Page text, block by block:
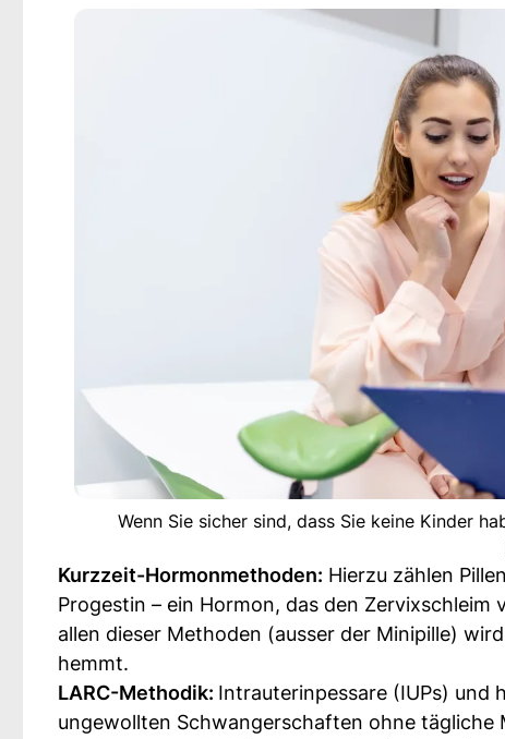
Wenn Sie sicher sind, dass Sie keine Kinder
Kurzzeit-Hormonmethoden: Hierzu zählen
Progestin – ein Hormon, das den
allen dieser Methoden (ausser der Minipille)
hemmt.
LARC-Methodik: Intrauterinpessare (IUPs) und
ungewollten Schwangerschaften ohne